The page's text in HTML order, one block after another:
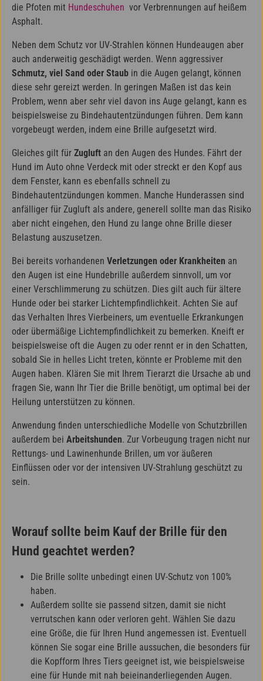
die Pfoten mit Hundeschuhen vor Verbrennungen auf heißem
Asphalt.
Neben dem Schutz vor UV-Strahlen können Hundeaugen aber
auch anderweitig geschädigt werden. Wenn aggressiver
Schmutz, viel Sand oder Staub in die Augen gelangt, können
diese sehr gereizt werden. In geringen Maßen ist das kein
Problem, wenn aber sehr viel davon ins Auge gelangt, kann es
beispielsweise zu Bindehautentzündungen führen. Dem kann
vorgebeugt werden, indem eine Brille aufgesetzt wird.
Gleiches gilt für Zugluft an den Augen des Hundes. Fährt der
Hund im Auto ohne Verdeck mit oder streckt er den Kopf aus
dem Fenster, kann es ebenfalls schnell zu
Bindehautentzündungen kommen. Manche Hunderassen sind
anfälliger für Zugluft als andere, generell sollte man das Risiko
aber nicht eingehen, den Hund zu lange ohne Brille dieser
Belastung auszusetzen.
Bei bereits vorhandenen Verletzungen oder Krankheiten an
den Augen ist eine Hundebrille außerdem sinnvoll, um vor
einer Verschlimmerung zu schützen. Dies gilt auch für ältere
Hunde oder bei starker Lichtempfindlichkeit. Achten Sie auf
das Verhalten Ihres Vierbeiners, um eventuelle Erkrankungen
oder übermäßige Lichtempfindlichkeit zu bemerken. Kneift er
beispielsweise oft die Augen zu oder rennt er in den Schatten,
sobald Sie in helles Licht treten, könnte er Probleme mit den
Augen haben. Klären Sie mit Ihrem Tierarzt die Ursache ab und
fragen Sie, wann Ihr Tier die Brille benötigt, um optimal bei der
Heilung unterstützen zu können.
Anwendung finden unterschiedliche Modelle von Schutzbrillen
außerdem bei Arbeitshunden. Zur Vorbeugung tragen nicht nur
Rettungs- und Lawinenhunde Brillen, um vor äußeren
Einflüssen oder vor der intensiven UV-Strahlung geschützt zu
sein.
Worauf sollte beim Kauf der Brille für den
Hund geachtet werden?
Die Brille sollte unbedingt einen UV-Schutz von 100%
haben.
Außerdem sollte sie passend sitzen, damit sie nicht
verrutschen kann oder verloren geht. Wählen Sie dazu
eine Größe, die für Ihren Hund angemessen ist. Eventuell
können Sie sogar eine Brille aussuchen, die besonders für
die Kopfform Ihres Tiers geeignet ist, wie beispielsweise
eine für Hunde mit nah beieinanderliegenden Augen.